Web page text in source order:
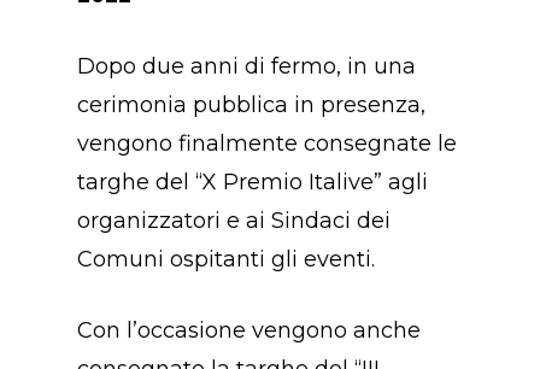
Dopo due anni di fermo, in una
cerimonia pubblica in presenza,
vengono finalmente consegnate le
targhe del “X Premio Italive” agli
organizzatori e ai Sindaci dei
Comuni ospitanti gli eventi.
Con l’occasione vengono anche